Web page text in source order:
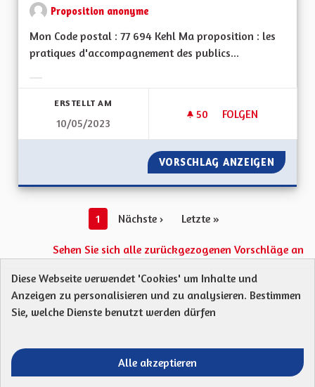
Proposition anonyme
Mon Code postal : 77 694 Kehl Ma proposition : les
pratiques d'accompagnement des publics...
ERSTELLT AM
10/05/2023
50 50 FOLLOWER
FOLGEN
INSPIRATIONS
VORSCHLAG ANZEIGEN
1 Nächste › Letzte »
Sehen Sie sich alle zurückgezogenen Vorschläge an
Protection des Données
Charte de contribution
Mentions légales
Was sind Gremien?
Standardtitel für initiatives
Open Data Dateien herunterladen
Diese Webseite verwendet 'Cookies' um Inhalte und
Anzeigen zu personalisieren und zu analysieren. Bestimmen
Sie, welche Dienste benutzt werden dürfen
Alle akzeptieren